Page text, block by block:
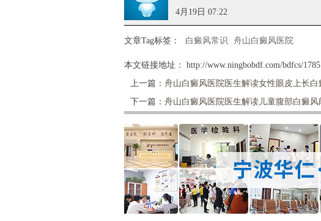
4月19日 07:22
文章Tag标签： 白癜风常识 舟山白癜风医院
本文链接地址：
http://www.ningbobdf.com/bdfcs/
上一篇： 舟山白癜风医院医生解读女性眼皮上长白
下一篇： 舟山白癜风医院医生解读儿童腹部白癜风